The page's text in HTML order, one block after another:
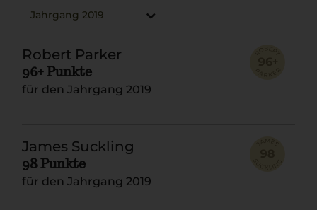
Jahrgang 2019
Robert Parker
96+ Punkte
für den Jahrgang 2019
James Suckling
98 Punkte
für den Jahrgang 2019